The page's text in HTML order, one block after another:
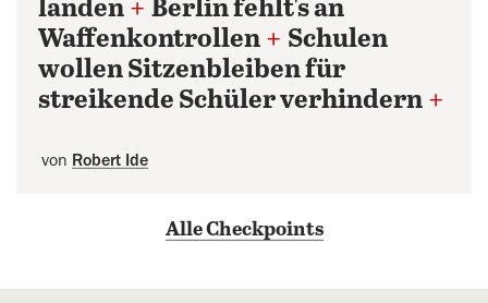
landen + Berlin fehlt's an
Waffenkontrollen + Schulen
wollen Sitzenbleiben für
streikende Schüler verhindern +
von Robert Ide
Alle Checkpoints